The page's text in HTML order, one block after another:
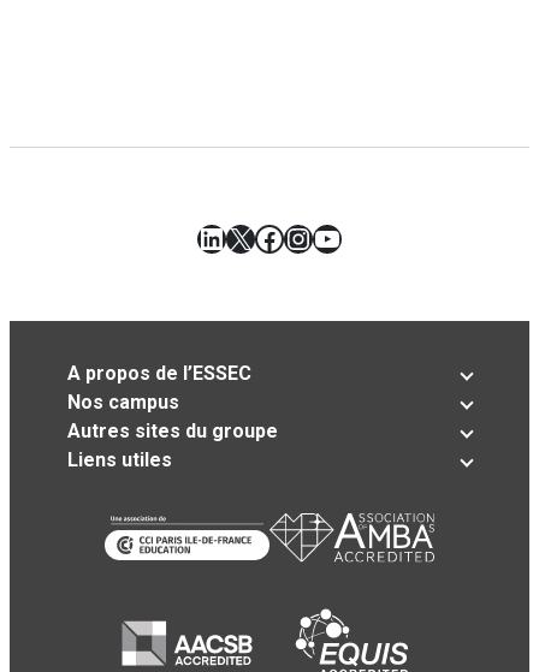
LinkedIn
X Facebook
Instagram
YouTube
A propos de l’ESSEC
Nos campus
Autres sites du groupe
Liens utiles